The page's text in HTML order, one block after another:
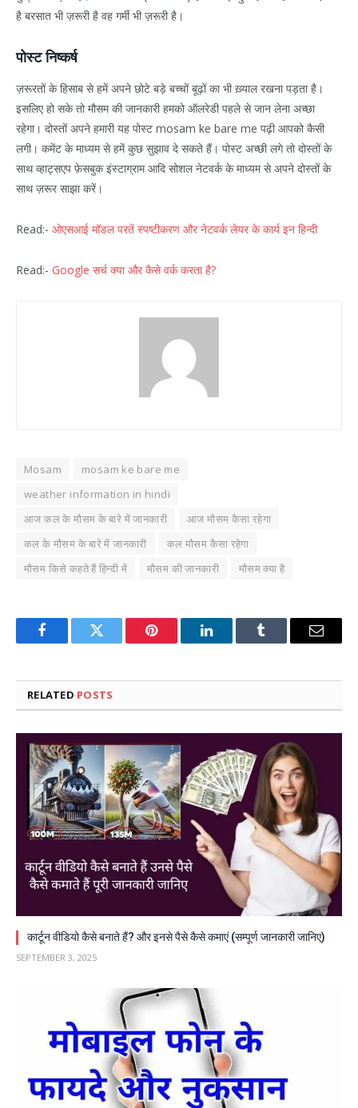
है बरसात भी ज़रूरी है वह गर्मी भी ज़रूरी है।
पोस्ट निष्कर्ष
ज़रूरतों के हिसाब से हमें अपने छोटे बड़े बच्चों बूढ़ों का भी ख़्याल रखना पड़ता है।
इसलिए हो सके तो मौसम की जानकारी हमको ऑलरेडी पहले से जान लेना अच्छा
रहेगा। दोस्तों अपने हमारी यह पोस्ट mosam ke bare me पढ़ी आपको कैसी
लगी। कमेंट के माध्यम से हमें कुछ सुझाव दे सकते हैं। पोस्ट अच्छी लगे तो दोस्तों के
साथ व्हाट्सएप फ़ेसबुक इंस्टाग्राम आदि सोशल नेटवर्क के माध्यम से अपने दोस्तों के
साथ ज़रूर साझा करें।
Read:- ओएसआई मॉडल परतें स्पष्टीकरण और नेटवर्क लेयर के कार्य इन हिन्दी
Read:- Google सर्च क्या और कैसे वर्क करता है?
Mosam
mosam ke bare me
weather information in hindi
आज कल के मौसम के बारे में जानकारी
आज मौसम कैसा रहेगा
कल के मौसम के बारे में जानकारी
कल मौसम कैसा रहेगा
मौसम किसे कहते हैं हिन्दी में
मौसम की जानकारी मौसम क्या है
FacebookTwitter Pinterest LinkedInTumblr Email
RELATED POSTS
कार्टून वीडियो कैसे बनाते हैं? और इनसे पैसे कैसे कमाएं (सम्पूर्ण जानकारी जानिए)
SEPTEMBER 3, 2025